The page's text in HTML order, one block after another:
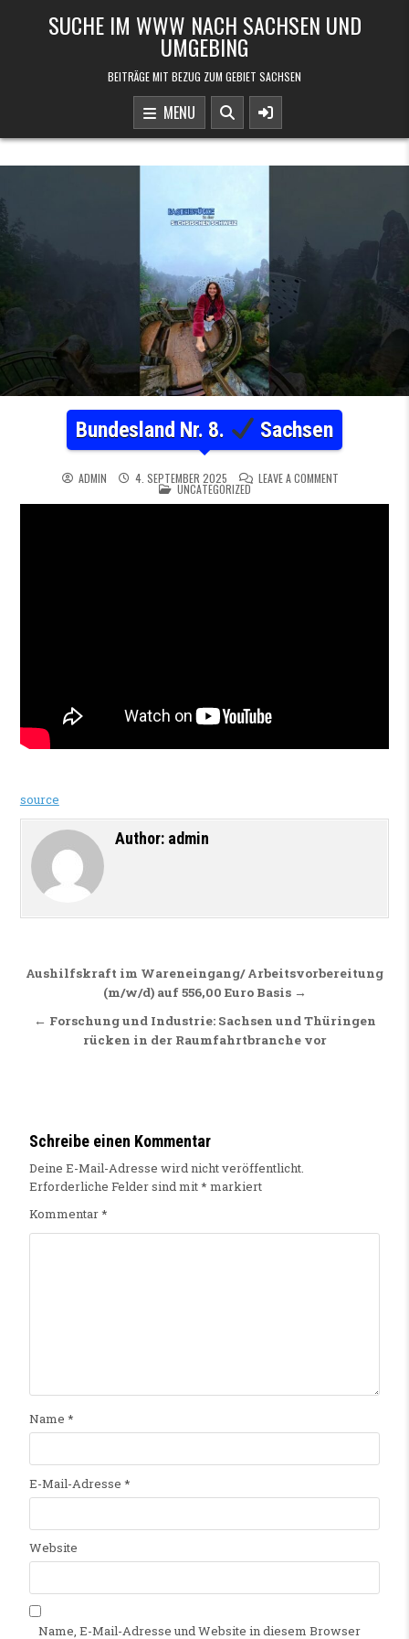
SUCHE IM WWW NACH SACHSEN UND
UMGEBING
BEITRÄGE MIT BEZUG ZUM GEBIET SACHSEN
MENU
Bundesland Nr. 8. Sachsen
ADMIN 4. SEPTEMBER 2025 LEAVE A COMMENTON
POSTED IN
UNCATEGORIZED
source
Author: admin
Beitragsnavigation
Aushilfskraft im Wareneingang/ Arbeitsvorbereitung
(m/w/d) auf 556,00 Euro Basis →
← Forschung und Industrie: Sachsen und Thüringen
rücken in der Raumfahrtbranche vor
Schreibe einen Kommentar
Deine E-Mail-Adresse wird nicht veröffentlicht.
Erforderliche Felder sind mit* markiert
Kommentar*
Name *
E-Mail-Adresse *
Website
Name, E-Mail-Adresse und Website in diesem Browser